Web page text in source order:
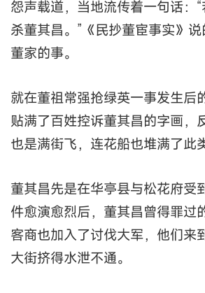
怨声载道，当地流传着一句话：
杀董其昌。”《民抄董宦事实》
董家的事。
就在董祖常强抢绿英一事发生后
贴满了百姓控诉董其昌的字画，
也是满街飞，连花船也堆满了此
董其昌先是在华亭县与松花府受
件愈演愈烈后，董其昌曾得罪过
客商也加入了讨伐大军，他们来
大街挤得水泄不通。